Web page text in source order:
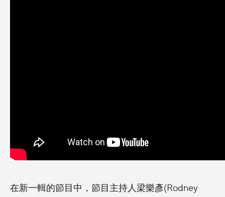
在新一輯的節目中，節目主持人梁樂彥(Rodney